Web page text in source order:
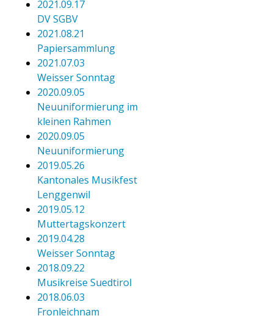
2021.09.17
DV SGBV
2021.08.21
Papiersammlung
2021.07.03
Weisser Sonntag
2020.09.05
Neuuniformierung im
kleinen Rahmen
2020.09.05
Neuuniformierung
2019.05.26
Kantonales Musikfest
Lenggenwil
2019.05.12
Muttertagskonzert
2019.04.28
Weisser Sonntag
2018.09.22
Musikreise Suedtirol
2018.06.03
Fronleichnam